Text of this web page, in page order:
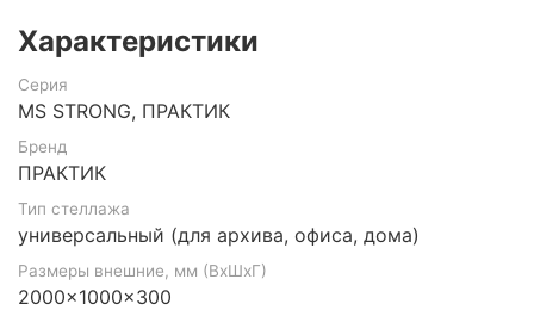
Характеристики
Серия
MS STRONG, ПРАКТИК
Бренд
ПРАКТИК
Тип стеллажа
универсальный (для архива, офиса, дома)
Размеры внешние, мм (ВхШхГ)
2000x1000x300